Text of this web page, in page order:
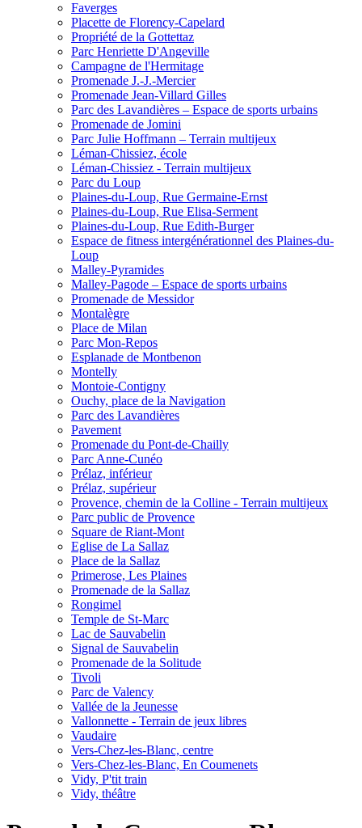
Faverges
Placette de Florency-Capelard
Propriété de la Gottettaz
Parc Henriette D'Angeville
Campagne de l'Hermitage
Promenade J.-J.-Mercier
Promenade Jean-Villard Gilles
Parc des Lavandières – Espace de sports urbains
Promenade de Jomini
Parc Julie Hoffmann – Terrain multijeux
Léman-Chissiez, école
Léman-Chissiez - Terrain multijeux
Parc du Loup
Plaines-du-Loup, Rue Germaine-Ernst
Plaines-du-Loup, Rue Elisa-Serment
Plaines-du-Loup, Rue Edith-Burger
Espace de fitness intergénérationnel des Plaines-du-
Loup
Malley-Pyramides
Malley-Pagode – Espace de sports urbains
Promenade de Messidor
Montalègre
Place de Milan
Parc Mon-Repos
Esplanade de Montbenon
Montelly
Montoie-Contigny
Ouchy, place de la Navigation
Parc des Lavandières
Pavement
Promenade du Pont-de-Chailly
Parc Anne-Cunéo
Prélaz, inférieur
Prélaz, supérieur
Provence, chemin de la Colline - Terrain multijeux
Parc public de Provence
Square de Riant-Mont
Eglise de La Sallaz
Place de la Sallaz
Primerose, Les Plaines
Promenade de la Sallaz
Rongimel
Temple de St-Marc
Lac de Sauvabelin
Signal de Sauvabelin
Promenade de la Solitude
Tivoli
Parc de Valency
Vallée de la Jeunesse
Vallonnette - Terrain de jeux libres
Vaudaire
Vers-Chez-les-Blanc, centre
Vers-Chez-les-Blanc, En Coumenets
Vidy, P'tit train
Vidy, théâtre